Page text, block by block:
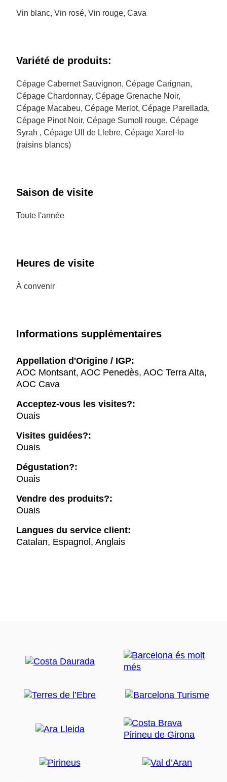
Vin blanc, Vin rosé, Vin rouge, Cava
Variété de produits:
Cépage Cabernet Sauvignon, Cépage Carignan,
Cépage Chardonnay, Cépage Grenache Noir,
Cépage Macabeu, Cépage Merlot, Cépage Parellada,
Cépage Pinot Noir, Cépage Sumoll rouge, Cépage
Syrah , Cépage Ull de Llebre, Cépage Xarel·lo
(raisins blancs)
Saison de visite
Toute l'année
Heures de visite
À convenir
Informations supplémentaires
Appellation d'Origine / IGP:
AOC Montsant, AOC Penedès, AOC Terra Alta,
AOC Cava
Acceptez-vous les visites?:
Ouais
Visites guidées?:
Ouais
Dégustation?:
Ouais
Vendre des produits?:
Ouais
Langues du service client:
Catalan, Espagnol, Anglais